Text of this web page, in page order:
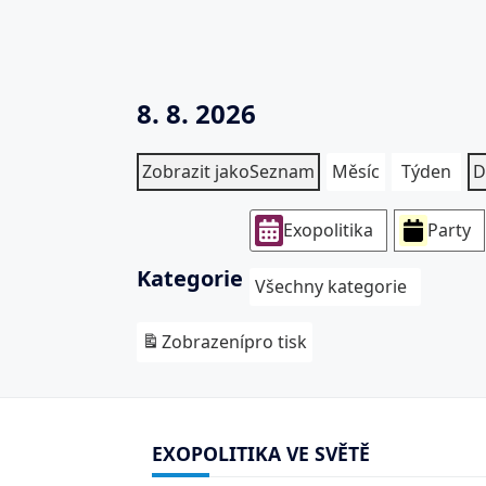
8. 8. 2026
Zobrazit jakoSeznam Měsíc Týden
Kategorie
Exopolitika Party
Všechny kategorie
Zobrazenípro tisk
EXOPOLITIKA VE SVĚTĚ